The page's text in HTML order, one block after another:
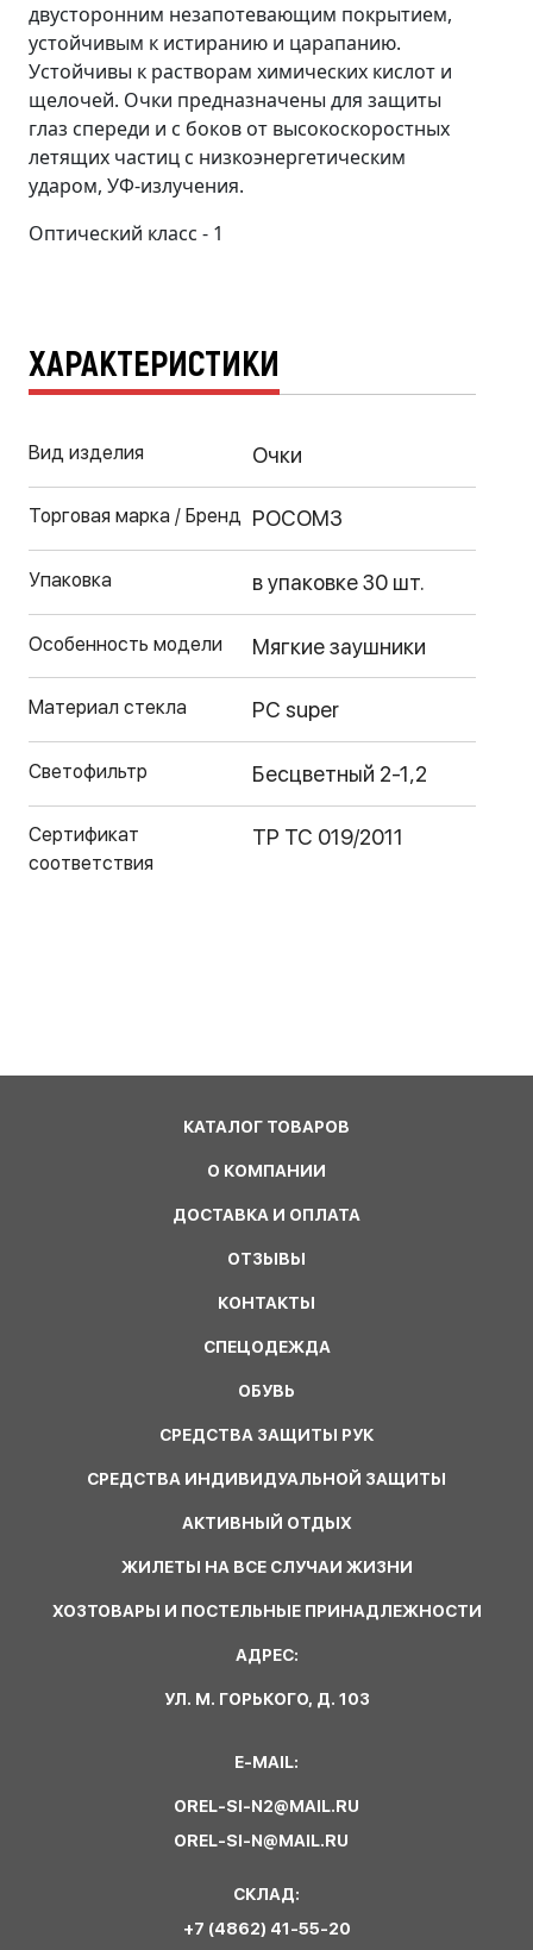
двусторонним незапотевающим покрытием,
устойчивым к истиранию и царапанию.
Устойчивы к растворам химических кислот и
щелочей. Очки предназначены для защиты
глаз спереди и с боков от высокоскоростных
летящих частиц с низкоэнергетическим
ударом, УФ-излучения.
Оптический класс - 1
ХАРАКТЕРИСТИКИ
Вид изделия Очки
Торговая марка / Бренд РОСОМЗ
Упаковка в упаковке 30 шт.
Особенность модели Мягкие заушники
Материал стекла PC super
Светофильтр Бесцветный 2-1,2
Сертификат
соответствия
ТР ТС 019/2011
КАТАЛОГ ТОВАРОВ
О КОМПАНИИ
ДОСТАВКА И ОПЛАТА
ОТЗЫВЫ
КОНТАКТЫ
СПЕЦОДЕЖДА
ОБУВЬ
СРЕДСТВА ЗАЩИТЫ РУК
СРЕДСТВА ИНДИВИДУАЛЬНОЙ ЗАЩИТЫ
АКТИВНЫЙ ОТДЫХ
ЖИЛЕТЫ НА ВСЕ СЛУЧАИ ЖИЗНИ
ХОЗТОВАРЫ И ПОСТЕЛЬНЫЕ ПРИНАДЛЕЖНОСТИ
АДРЕС:
УЛ. М. ГОРЬКОГО, Д. 103
E-MAIL:
OREL-SI-N2@MAIL.RU
OREL-SI-N@MAIL.RU
СКЛАД:
+7 (4862) 41-55-20